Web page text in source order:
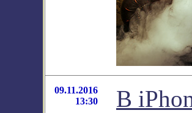
09.11.2016
13:30
В